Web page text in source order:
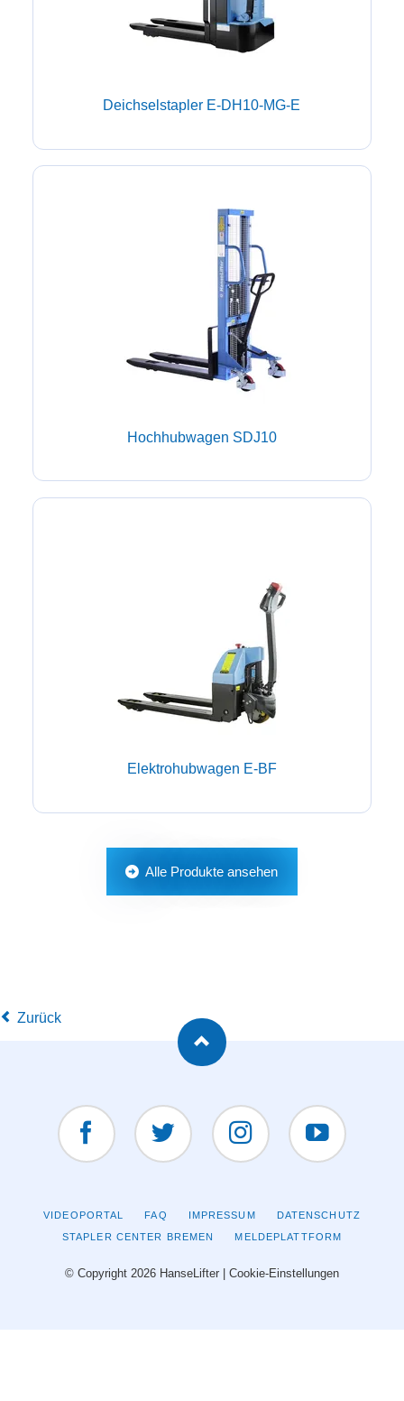
Deichselstapler E-DH10-MG-E
Hochhubwagen SDJ10
Elektrohubwagen E-BF
Alle Produkte ansehen
Zurück
NAVIGATION
ÜBERSPRINGEN
VIDEOPORTAL FAQ IMPRESSUM DATENSCHUTZ
STAPLER CENTER BREMEN MELDEPLATTFORM
© Copyright 2026 HanseLifter | Cookie-Einstellungen